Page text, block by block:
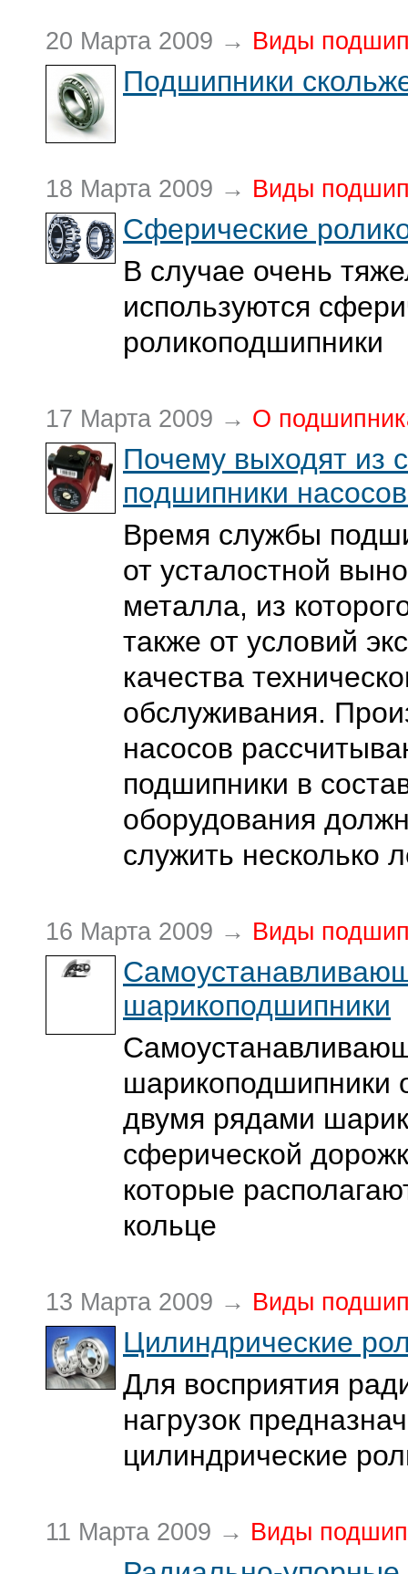
20 Марта 2009 → Виды
Подшипники
18 Марта 2009 → Виды
Сферические
В случае очень
используются
роликоподшипники
17 Марта 2009 → О
Почему выходят из
подшипники
Время службы
от усталостной
металла, из
также от условий
качества
обслуживания.
насосов
подшипники в
оборудования
служить несколько
16 Марта 2009 → Виды
шарикоподшипники
шарикоподшипники
двумя рядами
сферической
которые
кольце
13 Марта 2009 → Виды
Цилиндрические
Для восприятия
нагрузок
цилиндрические
11 Марта 2009 → Виды